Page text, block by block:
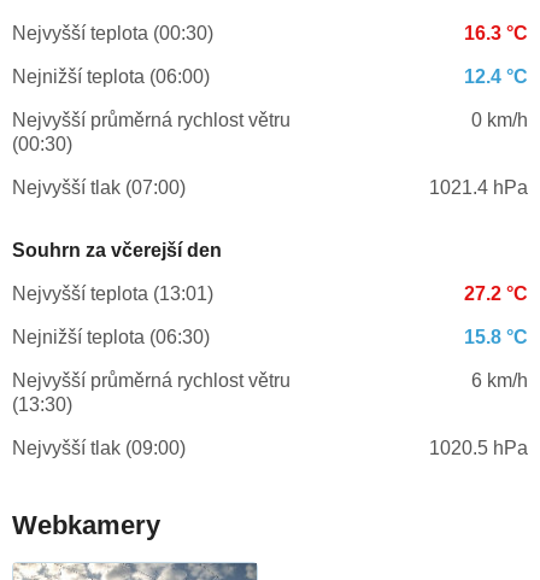
Nejvyšší teplota (00:30) 16.3 °C
Nejnižší teplota (06:00) 12.4 °C
Nejvyšší průměrná rychlost větru
(00:30)
0 km/h
Nejvyšší tlak (07:00) 1021.4 hPa
Souhrn za včerejší den
Nejvyšší teplota (13:01) 27.2 °C
Nejnižší teplota (06:30) 15.8 °C
Nejvyšší průměrná rychlost větru
(13:30)
6 km/h
Nejvyšší tlak (09:00) 1020.5 hPa
Webkamery